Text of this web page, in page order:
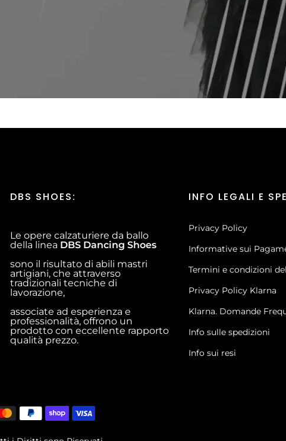
DBS SHOES:
Le opere calzaturiere da ballo
della linea DBS Dancing Shoes
sono il risultato di abili mastri
artigiani, che attraverso
tradizionali tecniche di
lavorazione,
associate ad esperienza e
professionalità, offrono un
prodotto con eccellente rapporto
qualità prezzo.
INFO LEGALI E
Privacy Policy
Informative sui
Termini e condizioni
Privacy Policy Klarna
Klarna. Domande
Info sulle spedizioni
Info sui resi